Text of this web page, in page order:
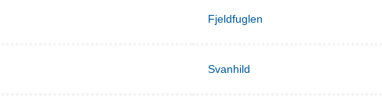
Fjeldfuglen
Svanhild